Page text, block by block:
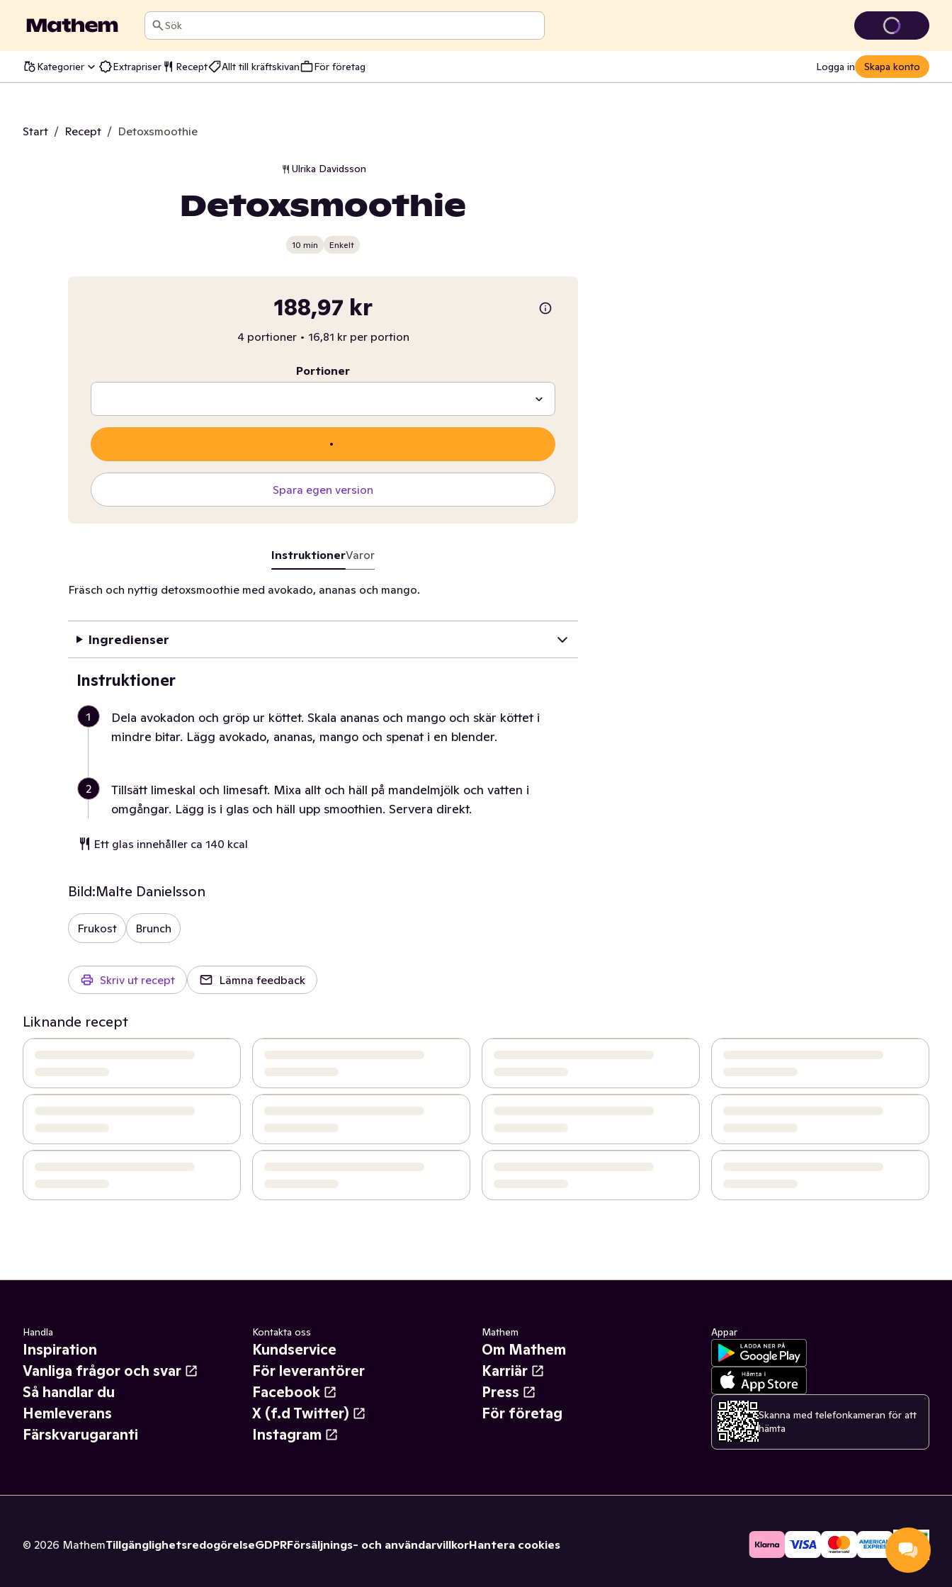
Sök
Kategorier Extrapriser Recept Allt till kräftskivan För företag Logga in Skapa konto
Start / Recept / Detoxsmoothie
Ulrika Davidsson
Detoxsmoothie
10 min Enkelt
188,97 kr
4 portioner • 16,81 kr per portion
Portioner
Spara egen version
InstruktionerVaror
Fräsch och nyttig detoxsmoothie med avokado, ananas och mango.
Ingredienser
Instruktioner
1
Dela avokadon och gröp ur köttet. Skala ananas och mango och skär köttet i
mindre bitar. Lägg avokado, ananas, mango och spenat i en blender.
2
Tillsätt limeskal och limesaft. Mixa allt och häll på mandelmjölk och vatten i
omgångar. Lägg is i glas och häll upp smoothien. Servera direkt.
Ett glas innehåller ca 140 kcal
Bild:Malte Danielsson
Frukost Brunch
Skriv ut recept Lämna feedback
Liknande recept
Handla
Inspiration
Vanliga frågor och svar
Så handlar du
Hemleverans
Färskvarugaranti
Kontakta oss
Kundservice
För leverantörer
Facebook
X (f.d Twitter)
Instagram
Mathem
Om Mathem
Karriär
Press
För företag
Appar
Skanna med telefonkameran för att
hämta
© 2026 MathemTillgänglighetsredogörelseGDPRFörsäljnings- och användarvillkorHantera cookies